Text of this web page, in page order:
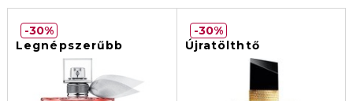
Legnépszerűbb
30%
Újratölthtő
30%